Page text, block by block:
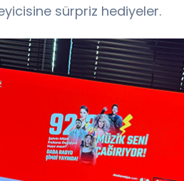
sürpriz hediyeler.